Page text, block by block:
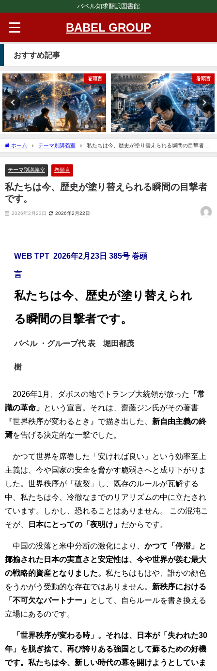
バベル知求翻訳図書館
BABEL GROUP
おすすめ記事
巻頭言 巻頭言
ホーム テーマ別講義室
私たちは今、歴史が塗り替えられる瞬間の目撃者で
す。
テーマ別講義室 巻頭言
私たちは今、歴史が塗り替えられる瞬間の目撃者
です。
2026年2月23日 2026年2月22日
WEB TPT 2026年2月23日 385号 巻頭
言
私たちは今、歴史が塗り替えられ
る瞬間の目撃者です。
バベル ・グループ代 表 堀田都茂
樹
2026年1月、ダボスの地でトランプ大統領が放った
「常
識の革命」
という宣言。それは、齋藤ジン氏がその著書
『世界秩序が変わるとき』で描き出した、 新自由主義の終
焉を告げる決定的な一撃でした。
かつて世界を席巻した「安ければ良い」という効率至上
主義は、今や国家の安全を脅かす脆弱さへと成り下がりま
した。世界秩序が「破裂」し、既存のルールが瓦解する
中、私たちは今、冷徹なまでのリアリズムの中に立たされ
ています。しかし、恐れることはありません。 この混沌こ
そが、
日本にとっての「夜明け」 だからです。
中国の没落と米中分断の激化により、 かつて「停滞」と
揶揄された日本の実直さと安定性は、今や世界が羨む最大
の戦略的資産となりました。 私たちはもはや、誰かの顔色
をうかがう受動的な存在ではありません。 新秩序における
「不可欠なパートナー」
として、自らルールを書き換える
立場にあるのです。
「世界秩序が変わる時」。それは、日本が「失われた30
年」を脱ぎ捨て、再び誇りある強国として蘇るための好機
です。私たちは今、新しい時代の幕を開けようとしていま